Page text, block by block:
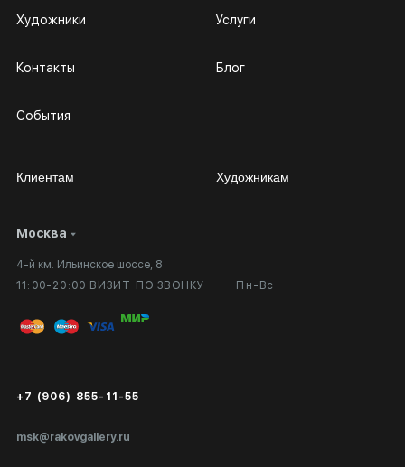
Москва
4-й км. Ильинское шоссе, 8
11:00-20:00 ВИЗИТ ПО ЗВОНКУ
Пн-Вс
msk@rakovgallery.ru
+7 (906) 855-11-55
Художники
Контакты
События
Услуги
Блог
Клиентам
Личный кабинет
Вопросы и ответы
Публичная оферта
Экспертиза/Вывоз за границу
Подарочные сертификаты
Художникам
Сотрудничество
Выставка в галерее